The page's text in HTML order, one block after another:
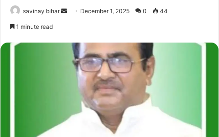
savinay bihar
SendDecember 1, 2025 0 44
1 minute read